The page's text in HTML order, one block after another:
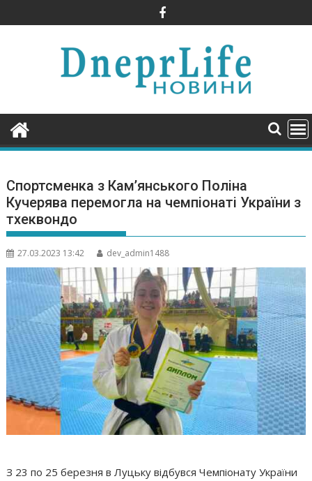
to
Спортсменка з Кам’янського Поліна
Кучерява перемогла на чемпіонаті України з
тхеквондо
27.03.2023 13:42 dev_admin1488
З 23 по 25 березня в Луцьку відбувся Чемпіонату України